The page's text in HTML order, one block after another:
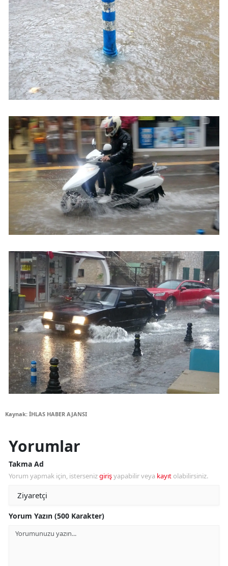
Kaynak: İHLAS HABER AJANSI
Yorumlar
Takma Ad
Yorum yapmak için, istersenizgirişyapabilir veya kayıt olabilirsiniz.
Yorum Yazın (500 Karakter)